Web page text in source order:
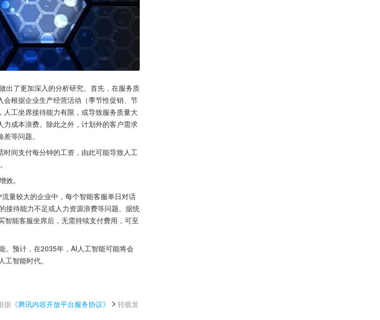
出了更加深入的分析研究。首先，在服务质
根据企业生产经营活动（季节性促销、节
工坐席接待能力有限，或导致服务质量大
成本浪费。除此之外，计划外的客户需求
等问题。
间支付每分钟的工资，由此可能导致人工
。
量较大的企业中，每个智能客服单日对话
接待能力不足或人力资源浪费等问题。据统
能客服坐席后，无需持续支付费用，可至
。预计，在2035年，AI人工智能可能将会
智能时代。
据 《腾讯内容开放平台服务协议》
转载发